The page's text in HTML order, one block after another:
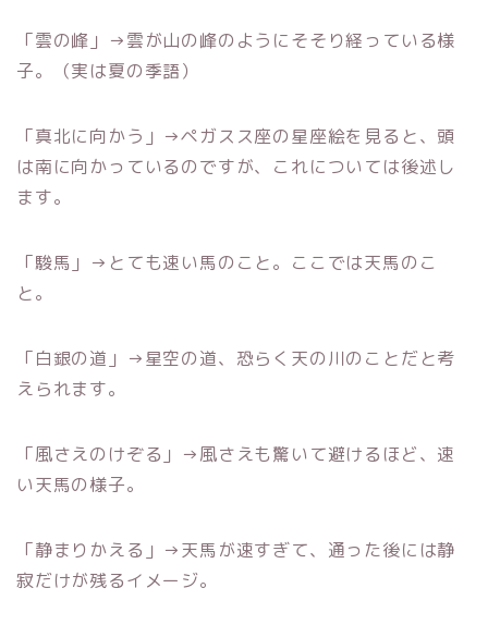
「雲の峰」→雲が山の峰のようにそそり経っている様
子。（実は夏の季語）
「真北に向かう」→ペガスス座の星座絵を見ると、頭
は南に向かっているのですが、これについては後述し
ます。
「駿馬」→とても速い馬のこと。ここでは天馬のこ
と。
「白銀の道」→星空の道、恐らく天の川のことだと考
えられます。
「風さえのけぞる」→風さえも驚いて避けるほど、速
い天馬の様子。
「静まりかえる」→天馬が速すぎて、通った後には静
寂だけが残るイメージ。